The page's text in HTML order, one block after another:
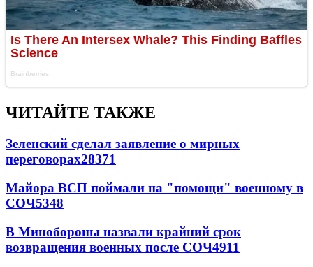
ЧИТАЙТЕ ТАКЖЕ
Зеленский сделал заявление о мирных
переговорах28371
Майора ВСП поймали на "помощи" военному в
СОЧ5348
В Минобороны назвали крайний срок
возвращения военных после СОЧ4911